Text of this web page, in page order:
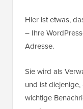
Hier ist etwas,
– Ihre
Adresse.
Sie wird als
und ist
wichtige